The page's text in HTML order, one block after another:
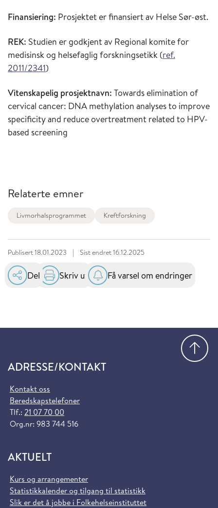
Finansiering: Prosjektet er finansiert av Helse Sør-øst.
REK: Studien er godkjent av Regional komite for
medisinsk og helsefaglig forskningsetikk (ref.
2011/2341)
Vitenskapelig prosjektnavn: Towards elimination of
cervical cancer: DNA methylation analyses to improve
specificity and reduce overtreatment related to HPV-
based screening
Relaterte emner
Livmorhalsprogrammet Kreftforskning
Publisert18.01.2023 | Sist endret16.12.2025
Del Skriv ut Få varsel om endringer
ADRESSE/KONTAKT
Kontakt oss
Beredskapstelefoner
Tlf.: 21 07 70 00
Org.nr: 983 744 516
AKTUELT
Kurs og arrangementer
Statistikkalender og tilgang til statistikk
Slik er det å jobbe i Folkehelseinstituttet